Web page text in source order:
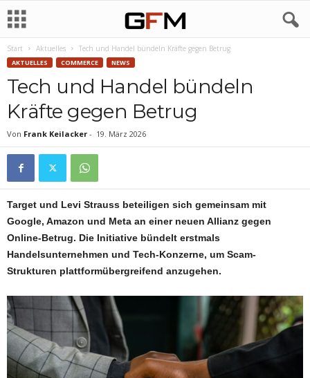
Start Aktuelles Tech und Handel bündeln Kräfte gegen Betrug
AKTUELLES COMMERCE NEWS
Tech und Handel bündeln
Kräfte gegen Betrug
Von Frank Keilacker - 19. März 2026
Target und Levi Strauss beteiligen sich gemeinsam mit
Google, Amazon und Meta an einer neuen Allianz gegen
Online-Betrug. Die Initiative bündelt erstmals
Handelsunternehmen und Tech-Konzerne, um Scam-
Strukturen plattformübergreifend anzugehen.